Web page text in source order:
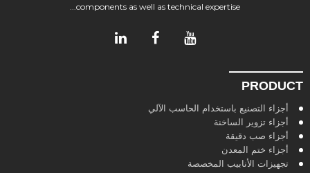
components as well as technical expertise...
PRODUCT
أجزاء التصنيع باستخدام الحاسب الآلي
أجزاء تزوير الساخنة
أجزاء صب دقيقة
أجزاء ختم المعدن
تجهيزات الأنابيب المخصصة